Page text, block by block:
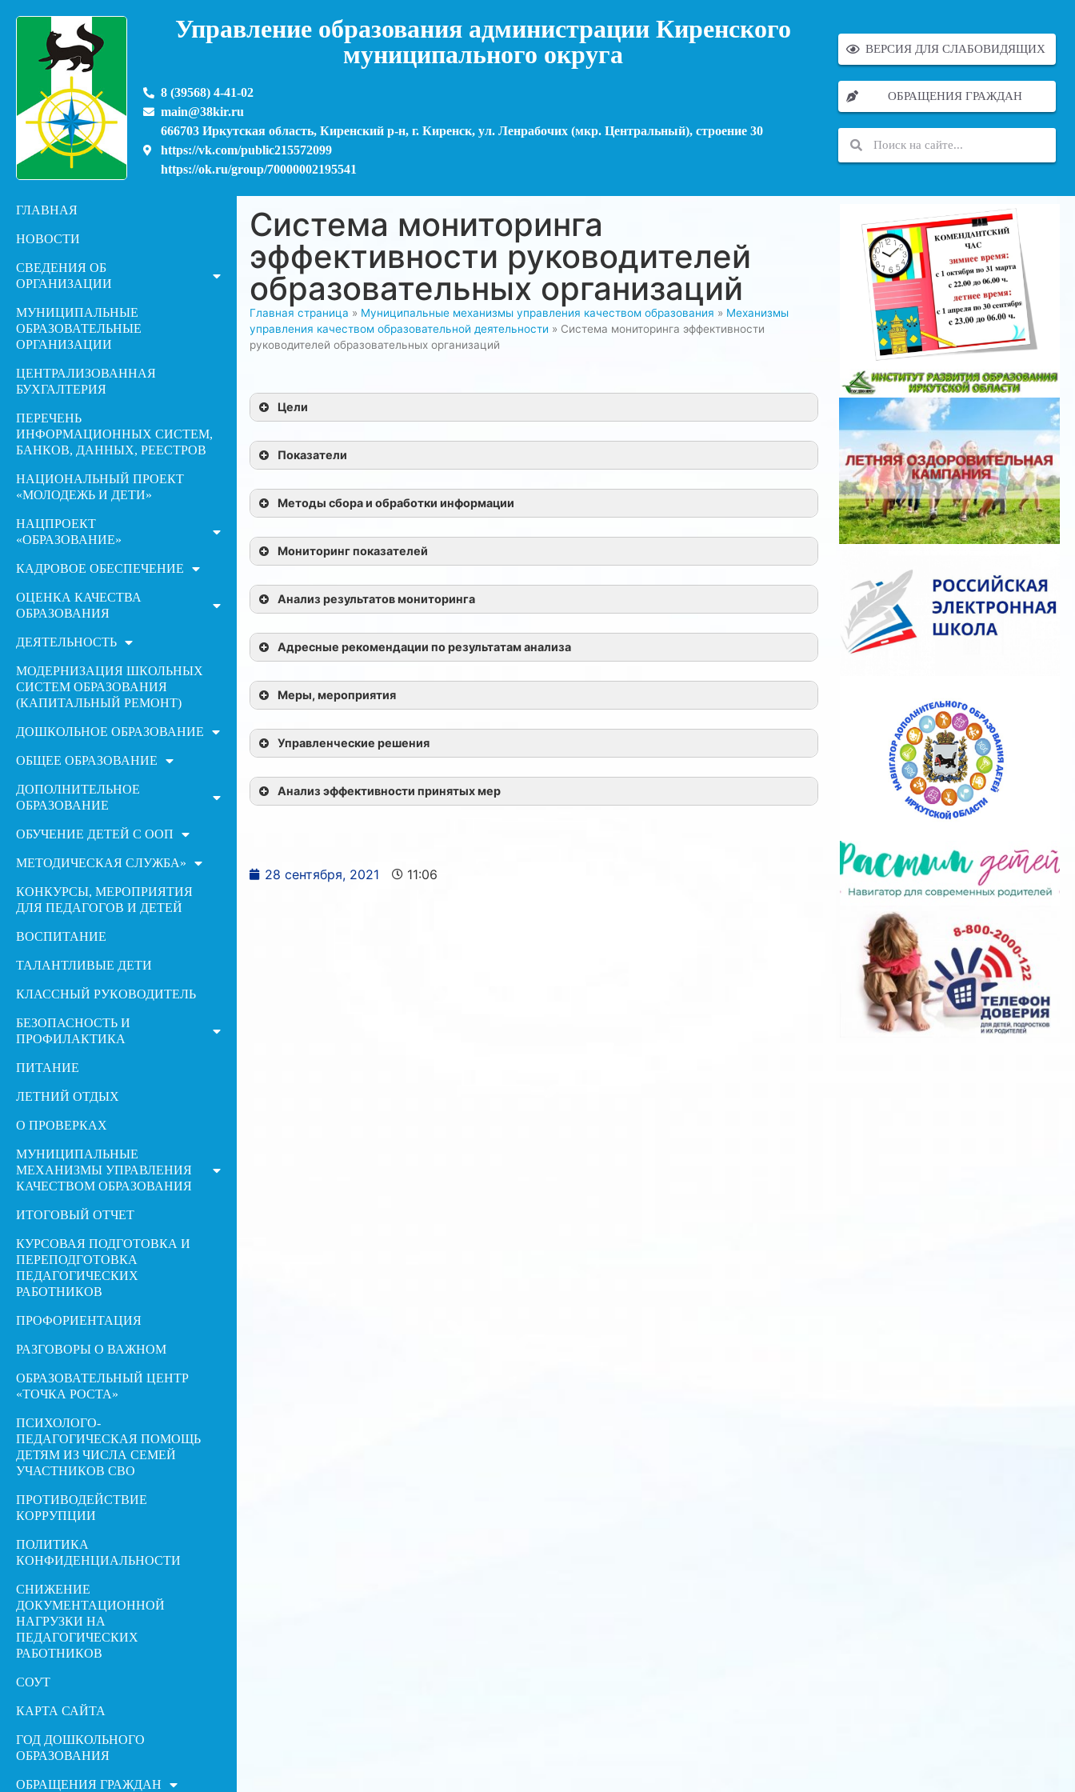
Управление образования администрации Киренского
муниципального округа
8 (39568) 4-41-02
main@38kir.ru
666703 Иркутская область, Киренский р-н, г. Киренск, ул. Ленрабочих (мкр. Центральный), строение 30
https://vk.com/public215572099
https://ok.ru/group/70000002195541
ВЕРСИЯ ДЛЯ СЛАБОВИДЯЩИХ
ОБРАЩЕНИЯ ГРАЖДАН
ГЛАВНАЯ
НОВОСТИ
СВЕДЕНИЯ ОБ
ОРГАНИЗАЦИИ
МУНИЦИПАЛЬНЫЕ
ОБРАЗОВАТЕЛЬНЫЕ
ОРГАНИЗАЦИИ
ЦЕНТРАЛИЗОВАННАЯ
БУХГАЛТЕРИЯ
ПЕРЕЧЕНЬ
ИНФОРМАЦИОННЫХ СИСТЕМ,
БАНКОВ, ДАННЫХ, РЕЕСТРОВ
НАЦИОНАЛЬНЫЙ ПРОЕКТ
«МОЛОДЕЖЬ И ДЕТИ»
НАЦПРОЕКТ
«ОБРАЗОВАНИЕ»
КАДРОВОЕ ОБЕСПЕЧЕНИЕ
ОЦЕНКА КАЧЕСТВА
ОБРАЗОВАНИЯ
ДЕЯТЕЛЬНОСТЬ
МОДЕРНИЗАЦИЯ ШКОЛЬНЫХ
СИСТЕМ ОБРАЗОВАНИЯ
(КАПИТАЛЬНЫЙ РЕМОНТ)
ДОШКОЛЬНОЕ ОБРАЗОВАНИЕ
ОБЩЕЕ ОБРАЗОВАНИЕ
ДОПОЛНИТЕЛЬНОЕ
ОБРАЗОВАНИЕ
ОБУЧЕНИЕ ДЕТЕЙ С ООП
МЕТОДИЧЕСКАЯ СЛУЖБА»
КОНКУРСЫ, МЕРОПРИЯТИЯ
ДЛЯ ПЕДАГОГОВ И ДЕТЕЙ
ВОСПИТАНИЕ
ТАЛАНТЛИВЫЕ ДЕТИ
КЛАССНЫЙ РУКОВОДИТЕЛЬ
БЕЗОПАСНОСТЬ И
ПРОФИЛАКТИКА
ПИТАНИЕ
ЛЕТНИЙ ОТДЫХ
О ПРОВЕРКАХ
МУНИЦИПАЛЬНЫЕ
МЕХАНИЗМЫ УПРАВЛЕНИЯ
КАЧЕСТВОМ ОБРАЗОВАНИЯ
ИТОГОВЫЙ ОТЧЕТ
КУРСОВАЯ ПОДГОТОВКА И
ПЕРЕПОДГОТОВКА
ПЕДАГОГИЧЕСКИХ
РАБОТНИКОВ
ПРОФОРИЕНТАЦИЯ
РАЗГОВОРЫ О ВАЖНОМ
ОБРАЗОВАТЕЛЬНЫЙ ЦЕНТР
«ТОЧКА РОСТА»
ПСИХОЛОГО-
ПЕДАГОГИЧЕСКАЯ ПОМОЩЬ
ДЕТЯМ ИЗ ЧИСЛА СЕМЕЙ
УЧАСТНИКОВ СВО
ПРОТИВОДЕЙСТВИЕ
КОРРУПЦИИ
ПОЛИТИКА
КОНФИДЕНЦИАЛЬНОСТИ
СНИЖЕНИЕ
ДОКУМЕНТАЦИОННОЙ
НАГРУЗКИ НА
ПЕДАГОГИЧЕСКИХ
РАБОТНИКОВ
СОУТ
КАРТА САЙТА
ГОД ДОШКОЛЬНОГО
ОБРАЗОВАНИЯ
ОБРАЩЕНИЯ ГРАЖДАН
Система мониторинга
эффективности руководителей
образовательных организаций
Главная страница » Муниципальные механизмы управления качеством образования » Механизмы
управления качеством образовательной деятельности » Система мониторинга эффективности
руководителей образовательных организаций
Цели
Показатели
Методы сбора и обработки информации
Мониторинг показателей
Анализ результатов мониторинга
Адресные рекомендации по результатам анализа
Меры, мероприятия
Управленческие решения
Анализ эффективности принятых мер
28 сентября, 2021 11:06